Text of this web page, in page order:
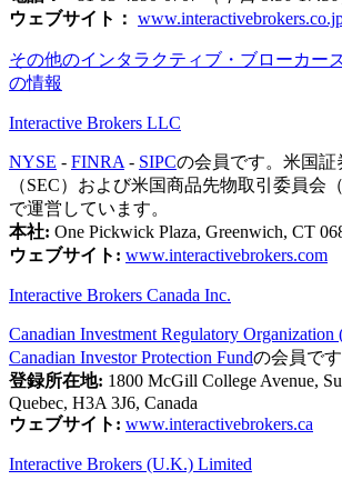
ウェブサイト：
その他のインタラクティブ・ブローカー
の情報
Interactive Brokers LLC
NYSE - FINRA - SIPCの会員です。米国証
（SEC）および米国商品先物取引委員会
で運営しています。
本社: One Pickwick Plaza, Greenwich, CT
ウェブサイト: www.interactivebrokers.com
Interactive Brokers Canada Inc.
Canadian Investment Regulatory Organization
Canadian Investor Protection Fundの会員です
登録所在地: 1800 McGill College Avenue,
Quebec, H3A 3J6, Canada
ウェブサイト: www.interactivebrokers.ca
Interactive Brokers (U.K.) Limited